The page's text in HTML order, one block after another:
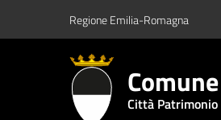
Vai al contenuto principale
Vai al footerRegione Emilia-Romagna
Città